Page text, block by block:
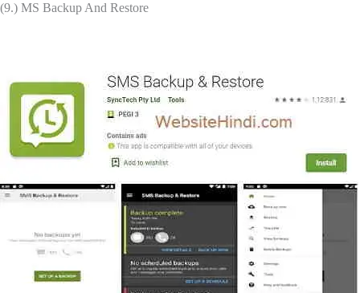
(9.) MS Backup And Restore